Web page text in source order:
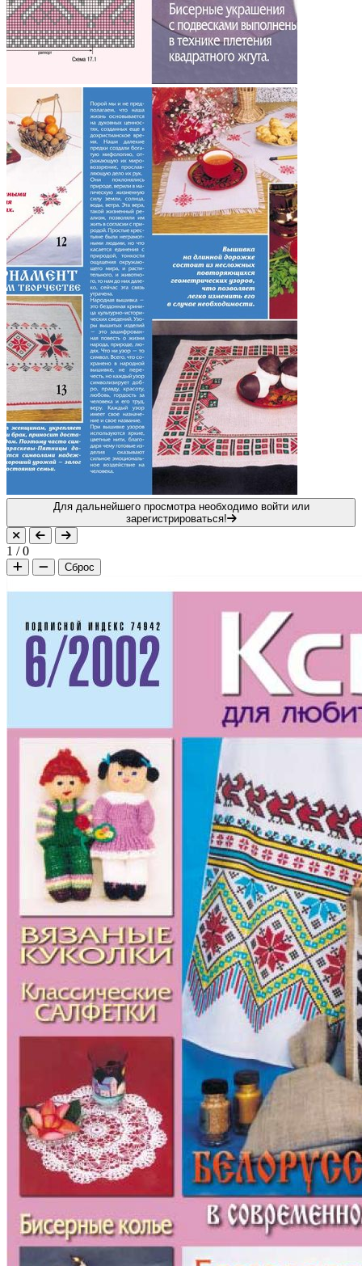
Для дальнейшего просмотра необходимо войти или
зарегистрироваться!
1 /0
Сброс